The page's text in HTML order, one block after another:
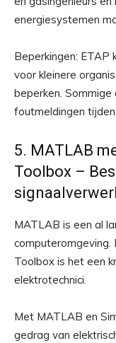
energiesystemen
Beperkingen: ETAP
voor kleinere
beperken.
foutmeldingen
5. MATLAB
Toolbox –
MATLAB is een al
computeromgeving.
Toolbox is het een
elektrotechnici.
Met MATLAB en
gedrag van